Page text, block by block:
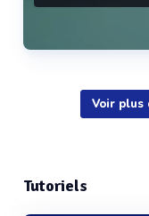
Voir plus
Tutoriels